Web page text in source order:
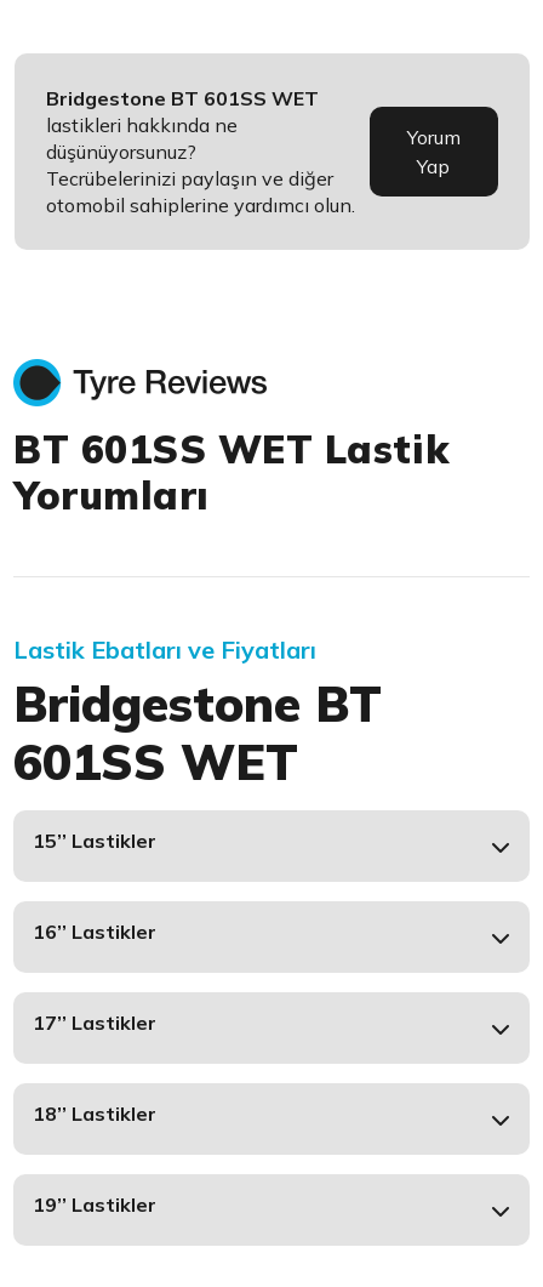
Bridgestone BT 601SS WET
lastikleri hakkında ne
düşünüyorsunuz?
Tecrübelerinizi paylaşın ve diğer
otomobil sahiplerine yardımcı olun.
Yorum
Yap
BT 601SS WET Lastik
Yorumları
Lastik Ebatları ve Fiyatları
Bridgestone BT
601SS WET
15’’ Lastikler
16’’ Lastikler
17’’ Lastikler
18’’ Lastikler
19’’ Lastikler